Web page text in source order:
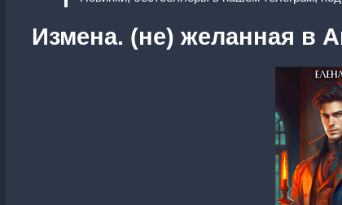
Измена. (не) желанная в